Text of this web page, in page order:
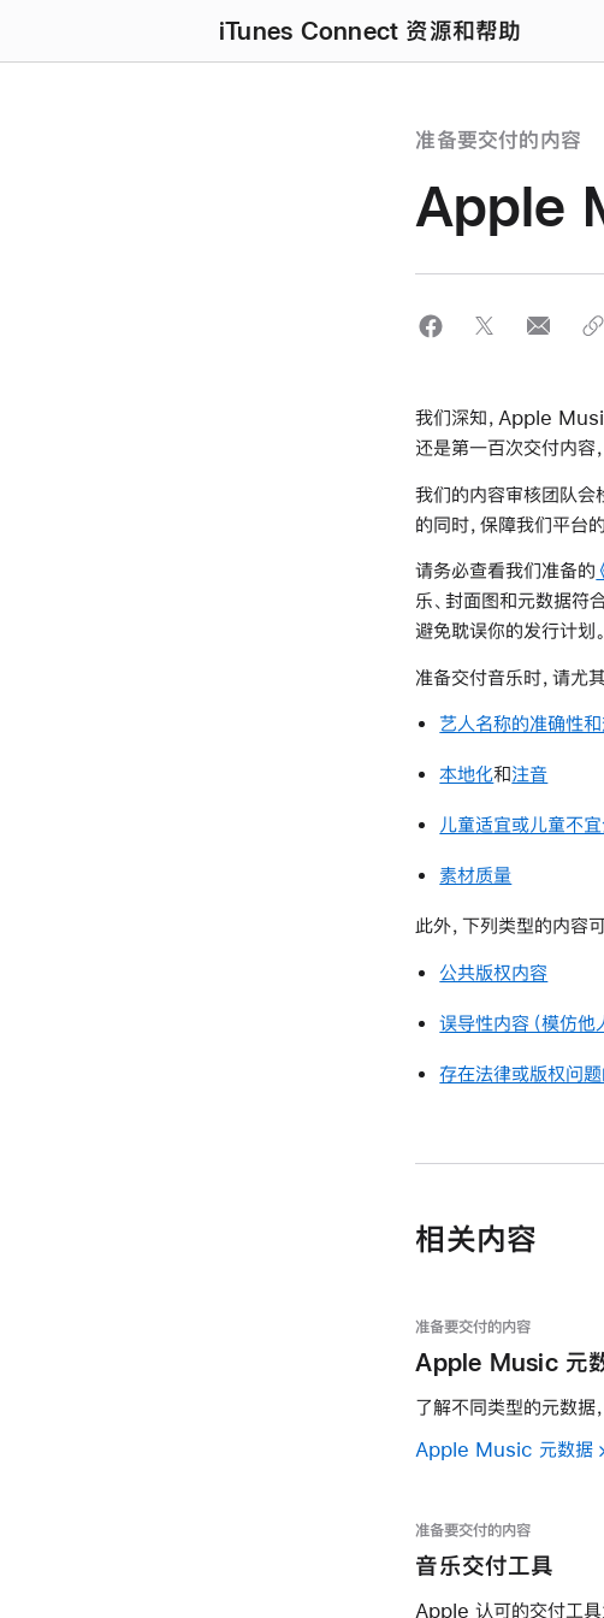
iTunes Connect 资源和帮助
准备要交付的内容
Apple
我们深知，Apple
还是第一百次交付内容
我们的内容审核团队会
的同时，保障我们平台
请务必查看我们准备的
乐、封面图和元数据
避免耽误你的发行计划。
准备交付音乐时，请尤
艺人名称的准确性
本地化和注音
儿童适宜或儿童不
素材质量
此外，下列类型的内容
公共版权内容
误导性内容（模仿他
存在法律或版权问
相关内容
准备要交付的内容
Apple Music 元
了解不同类型的元数
Apple Music 元数据
准备要交付的内容
音乐交付工具
Apple 认可的交付工